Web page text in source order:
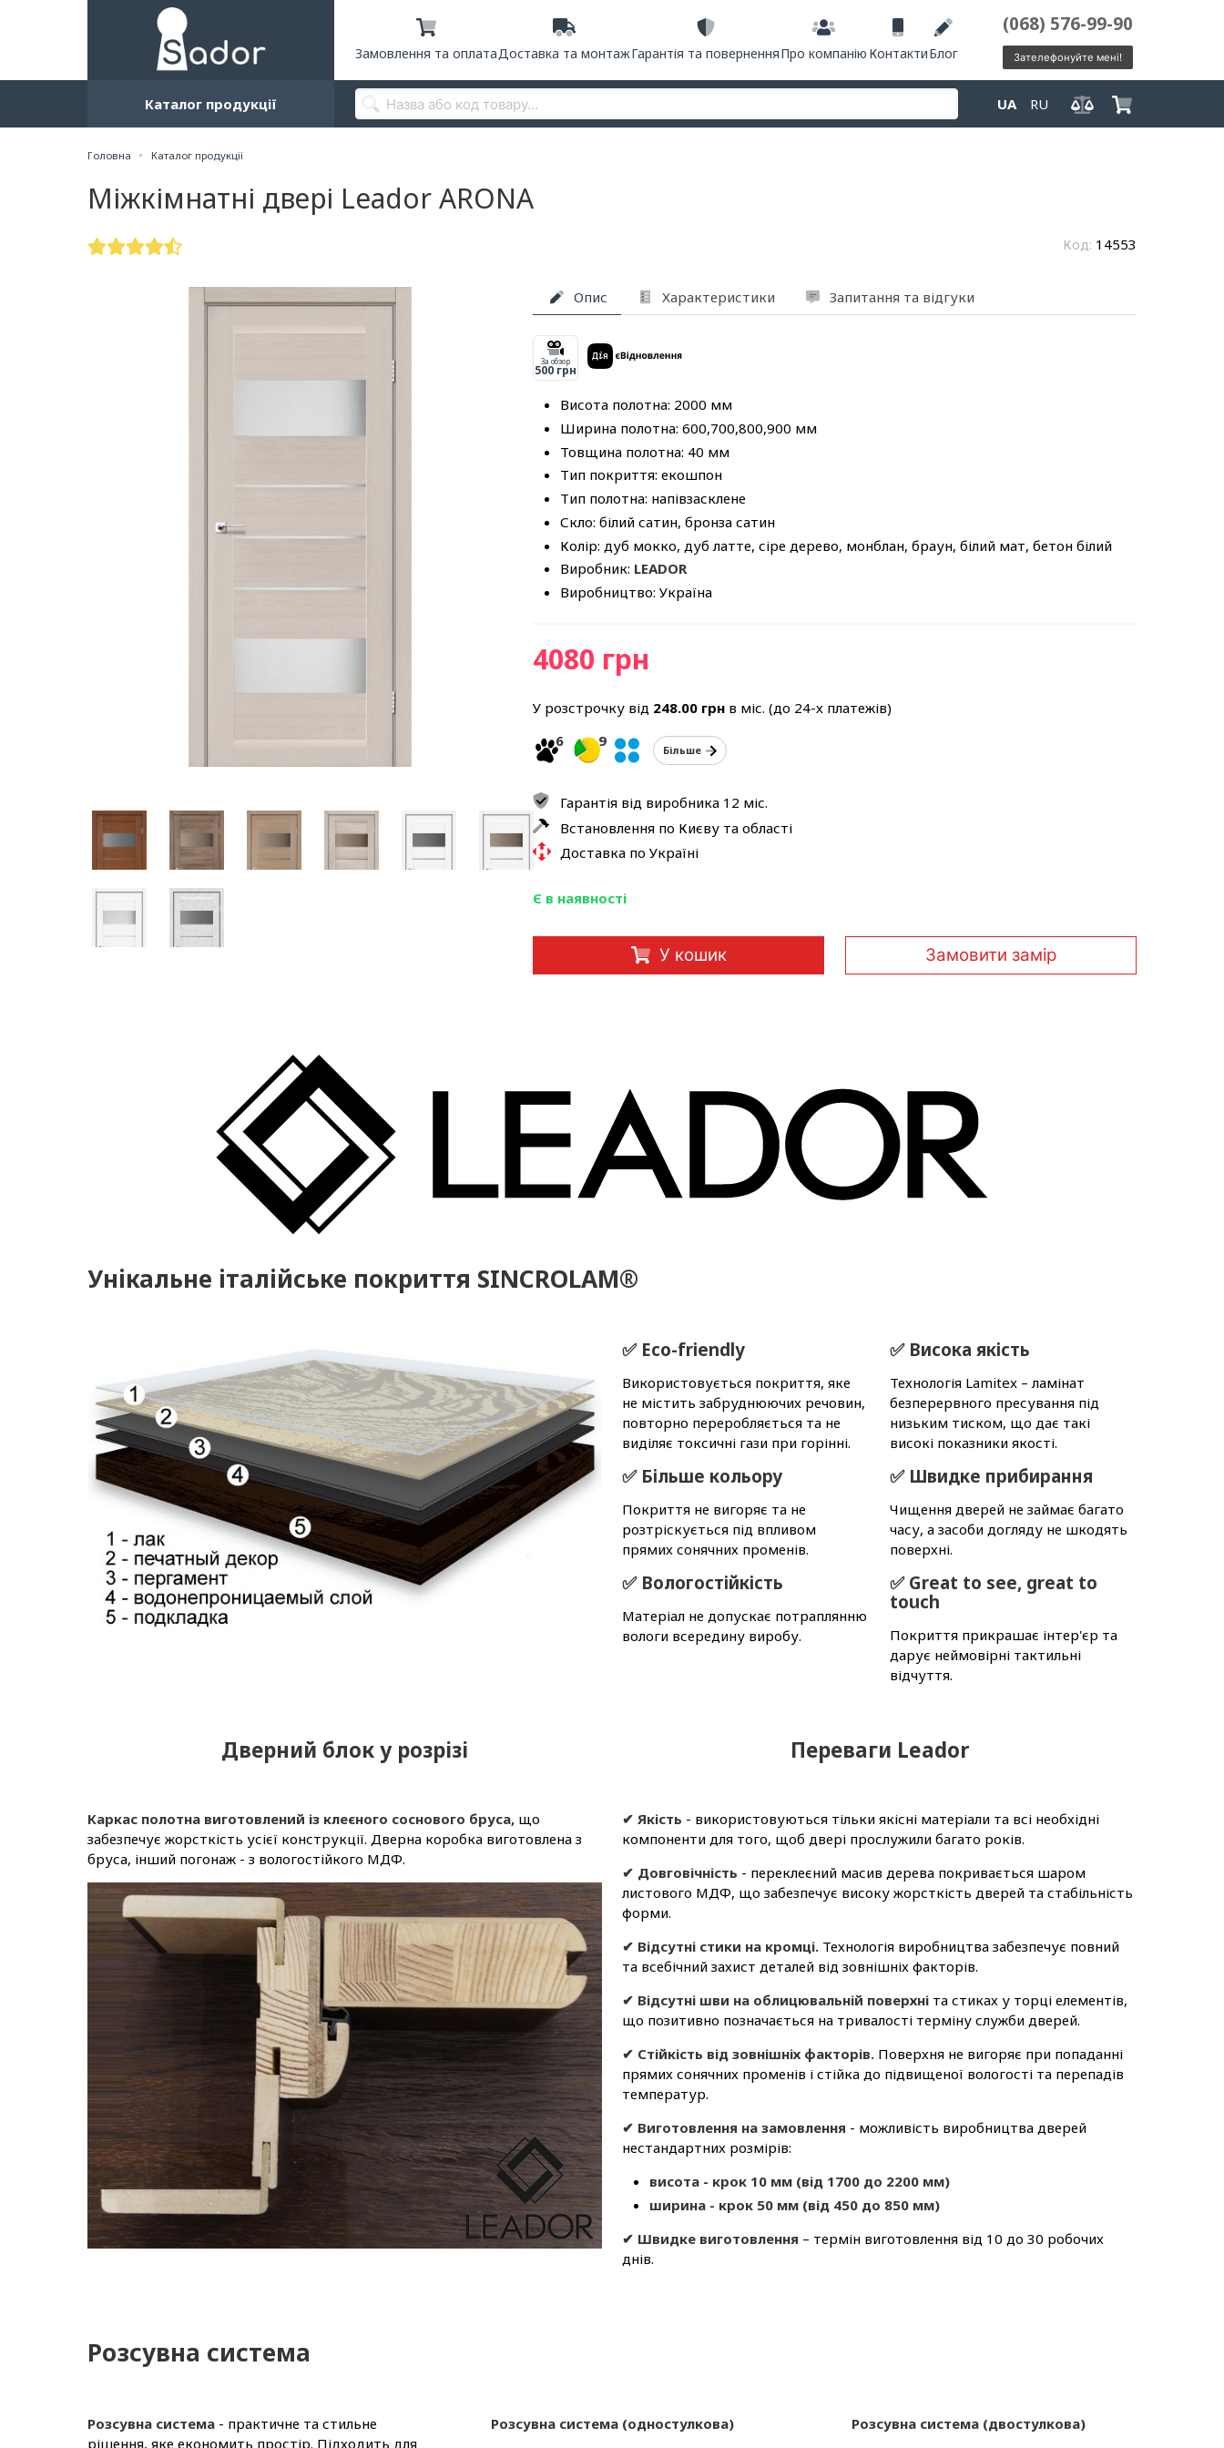
Замовлення та оплатаДоставка та монтажГарантія та поверненняПро компанію КонтактиБлог
(068) 576-99-90
Зателефонуйте мені!
Каталог продукції UA RU
Головна Каталог продукції
Міжкімнатні двері Leador ARONA
Код: 14553
Опис Характеристики Запитання та відгуки
За обзор
500 грн
Висота полотна: 2000 мм
Ширина полотна: 600,700,800,900 мм
Товщина полотна: 40 мм
Тип покриття: екошпон
Тип полотна: напівзасклене
Скло: білий сатин, бронза сатин
Колір: дуб мокко, дуб латте, сіре дерево, монблан, браун, білий мат, бетон білий
Виробник: LEADOR
Виробництво: Україна
4080 грн
У розстрочку від 248.00 грн в міс. (до 24-х платежів)
6
9
Більше
Гарантія від виробника 12 міс.
Встановлення по Києву та області
Доставка по Україні
Є в наявності
У кошик Замовити замір
Унікальне італійське покриття SINCROLAM®
✅ Eco-friendly
Використовується покриття, яке
не містить забруднюючих речовин,
повторно переробляється та не
виділяє токсичні гази при горінні.
✅ Більше кольору
Покриття не вигоряє та не
розтріскується під впливом
прямих сонячних променів.
✅ Вологостійкість
Матеріал не допускає потраплянню
вологи всередину виробу.
✅ Висока якість
Технологія Lamitex – ламінат
безперервного пресування під
низьким тиском, що дає такі
високі показники якості.
✅ Швидке прибирання
Чищення дверей не займає багато
часу, а засоби догляду не шкодять
поверхні.
✅ Great to see, great to
touch
Покриття прикрашає інтер'єр та
дарує неймовірні тактильні
відчуття.
Дверний блок у розрізі
Каркас полотна виготовлений із клеєного соснового бруса, що
забезпечує жорсткість усієї конструкції. Дверна коробка виготовлена ​​з
бруса, інший погонаж - з вологостійкого МДФ.
Переваги Leador
✔ Якість - використовуються тільки якісні матеріали та всі необхідні
компоненти для того, щоб двері прослужили багато років.
✔ Довговічність - переклеєний масив дерева покривається шаром
листового МДФ, що забезпечує високу жорсткість дверей та стабільність
форми.
✔ Відсутні стики на кромці. Технологія виробництва забезпечує повний
та всебічний захист деталей від зовнішніх факторів.
✔ Відсутні шви на облицювальній поверхні та стиках у торці елементів,
що позитивно позначається на тривалості терміну служби дверей.
✔ Стійкість від зовнішніх факторів. Поверхня не вигоряє при попаданні
прямих сонячних променів і стійка до підвищеної вологості та перепадів
температур.
✔ Виготовлення на замовлення - можливість виробництва дверей
нестандартних розмірів:
висота - крок 10 мм (від 1700 до 2200 мм)
ширина - крок 50 мм (від 450 до 850 мм)
✔ Швидке виготовлення – термін виготовлення від 10 до 30 робочих
днів.
Розсувна система
Розсувна система - практичне та стильне
рішення, яке економить простір. Підходить для
Розсувна система (одностулкова) Розсувна система (двостулкова)